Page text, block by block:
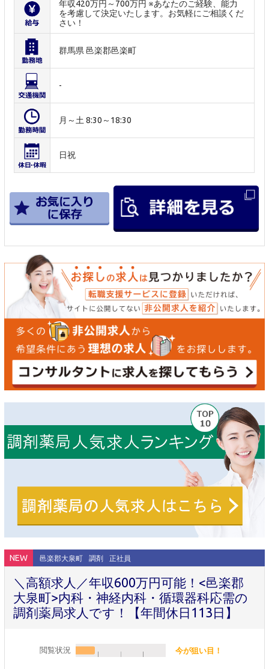
年収420万円～700万円 ※あなたのご経験、能力
を考慮して決定いたします。お気軽にご相談くだ
さい！
群馬県 邑楽郡邑楽町
-
月～土 8:30～18:30
日祝
NEW 邑楽郡大泉町 調剤 正社員
＼高額求人／年収600万円可能！<邑楽郡
大泉町>内科・神経内科・循環器科応需の
調剤薬局求人です！【年間休日113日】
閲覧状況 今が狙い目！